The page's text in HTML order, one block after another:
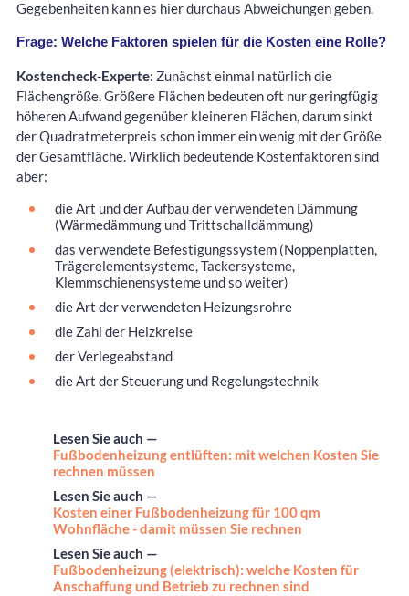
Gegebenheiten kann es hier durchaus Abweichungen geben.
Frage: Welche Faktoren spielen für die Kosten eine Rolle?
Kostencheck-Experte: Zunächst einmal natürlich die
Flächengröße. Größere Flächen bedeuten oft nur geringfügig
höheren Aufwand gegenüber kleineren Flächen, darum sinkt
der Quadratmeterpreis schon immer ein wenig mit der Größe
der Gesamtfläche. Wirklich bedeutende Kostenfaktoren sind
aber:
die Art und der Aufbau der verwendeten Dämmung
(Wärmedämmung und Trittschalldämmung)
das verwendete Befestigungssystem (Noppenplatten,
Trägerelementsysteme, Tackersysteme,
Klemmschienensysteme und so weiter)
die Art der verwendeten Heizungsrohre
die Zahl der Heizkreise
der Verlegeabstand
die Art der Steuerung und Regelungstechnik
Lesen Sie auch —
Fußbodenheizung entlüften: mit welchen Kosten Sie
rechnen müssen
Lesen Sie auch —
Kosten einer Fußbodenheizung für 100 qm
Wohnfläche - damit müssen Sie rechnen
Lesen Sie auch —
Fußbodenheizung (elektrisch): welche Kosten für
Anschaffung und Betrieb zu rechnen sind